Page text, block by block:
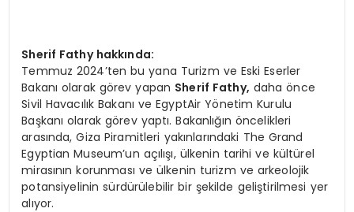
Sherif Fathy hakkında:
Temmuz 2024’ten bu yana Turizm ve Eski Eserler
Bakanı olarak görev yapan Sherif Fathy, daha önce
Sivil Havacılık Bakanı ve EgyptAir Yönetim Kurulu
Başkanı olarak görev yaptı. Bakanlığın öncelikleri
arasında, Giza Piramitleri yakınlarındaki The Grand
Egyptian Museum’un açılışı, ülkenin tarihi ve kültürel
mirasının korunması ve ülkenin turizm ve arkeolojik
potansiyelinin sürdürülebilir bir şekilde geliştirilmesi yer
alıyor.